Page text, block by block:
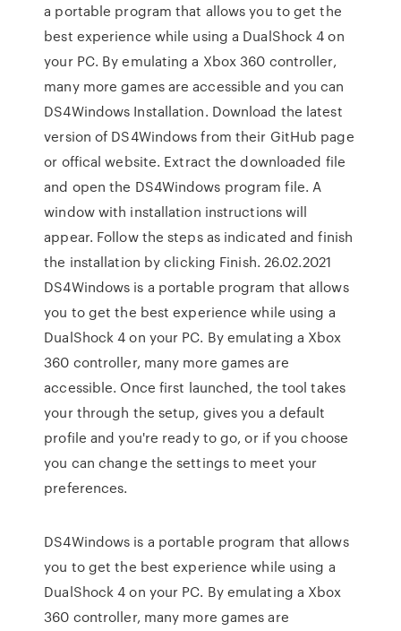
a portable program that allows you to get the
best experience while using a DualShock 4 on
your PC. By emulating a Xbox 360 controller,
many more games are accessible and you can
DS4Windows Installation. Download the latest
version of DS4Windows from their GitHub page
or offical website. Extract the downloaded file
and open the DS4Windows program file. A
window with installation instructions will
appear. Follow the steps as indicated and finish
the installation by clicking Finish. 26.02.2021
DS4Windows is a portable program that allows
you to get the best experience while using a
DualShock 4 on your PC. By emulating a Xbox
360 controller, many more games are
accessible. Once first launched, the tool takes
your through the setup, gives you a default
profile and you're ready to go, or if you choose
you can change the settings to meet your
preferences.
DS4Windows is a portable program that allows
you to get the best experience while using a
DualShock 4 on your PC. By emulating a Xbox
360 controller, many more games are